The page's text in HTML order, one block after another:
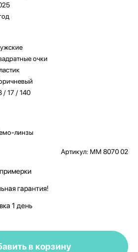
очки
/ 17 / 140
линзы
Артикул: MM 8070 02
гарантия!
1 день
в корзину